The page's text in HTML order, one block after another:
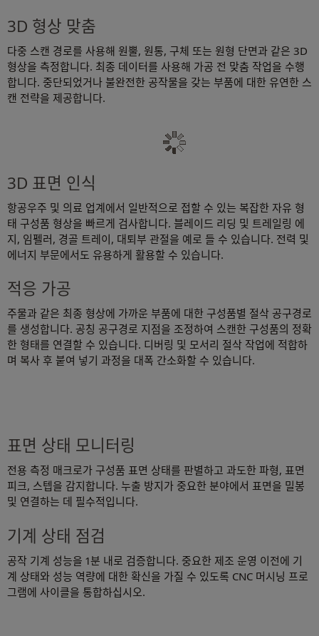
3D 형상 맞춤
다중 스캔 경로를 사용해 원뿔, 원통, 구체 또는 원형 단면과 같은 3D
형상을 측정합니다. 최종 데이터를 사용해 가공 전 맞춤 작업을 수행
합니다. 중단되었거나 불완전한 공작물을 갖는 부품에 대한 유연한 스
캔 전략을 제공합니다.
3D 표면 인식
항공우주 및 의료 업계에서 일반적으로 접할 수 있는 복잡한 자유 형
태 구성품 형상을 빠르게 검사합니다. 블레이드 리딩 및 트레일링 에
지, 임펠러, 경골 트레이, 대퇴부 관절을 예로 들 수 있습니다. 전력 및
에너지 부문에서도 유용하게 활용할 수 있습니다.
적응 가공
주물과 같은 최종 형상에 가까운 부품에 대한 구성품별 절삭 공구경로
를 생성합니다. 공칭 공구경로 지점을 조정하여 스캔한 구성품의 정확
한 형태를 연결할 수 있습니다. 디버링 및 모서리 절삭 작업에 적합하
며 복사 후 붙여 넣기 과정을 대폭 간소화할 수 있습니다.
표면 상태 모니터링
전용 측정 매크로가 구성품 표면 상태를 판별하고 과도한 파형, 표면
피크, 스텝을 감지합니다. 누출 방지가 중요한 분야에서 표면을 밀봉
및 연결하는 데 필수적입니다.
기계 상태 점검
공작 기계 성능을 1분 내로 검증합니다. 중요한 제조 운영 이전에 기
계 상태와 성능 역량에 대한 확신을 가질 수 있도록 CNC 머시닝 프로
그램에 사이클을 통합하십시오.